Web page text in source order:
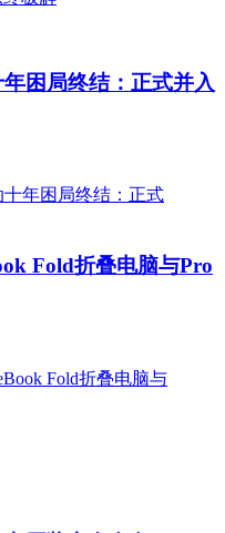
困局终结：正式并入
Fold折叠电脑与Pro